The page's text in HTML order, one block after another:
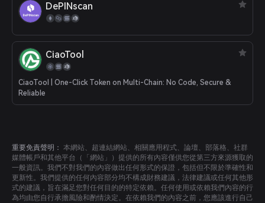
DePINscan
CiaoTool
CiaoTool | One-Click Token on Multi-Chain: No Code, Secure &
Reliable
重要免責聲明： 本網站、超連結網站、相關應用程式、論壇、部落格、社群
媒體帳戶和其他平台（「網站」）提供的所有內容僅供您從第三方來源獲取的
一般資訊。我們不對我們的內容做出任何形式的保證，包括但不限於準確性和
更新性。我們提供的任何內容部分均不構成財務建議，法律建議或任何其他形
式的建議，旨在滿足您對任何目的的特定依賴。任何使用或依賴我們內容的行
為均由您自行承擔風險和酌情決定。在依賴我們的內容之前，您應該進行自己